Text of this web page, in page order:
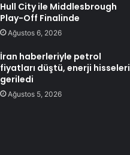
Hull City ile Middlesbrough
Play-Off Finalinde
Ağustos 6, 2026
İran haberleriyle petrol
fiyatları düştü, enerji hisseleri
geriledi
Ağustos 5, 2026